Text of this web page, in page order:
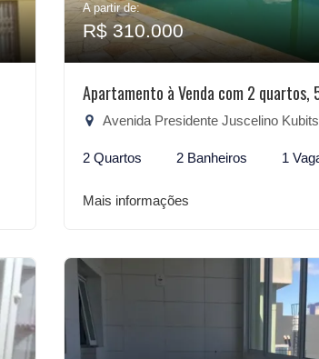
A partir de:
R$ 310.000
Apartamento à Venda com 2 quartos,
Avenida Presidente Juscelino Kubitscheck de Oliveira, 1916
2 Quartos 2 Banheiros 1
Mais informações